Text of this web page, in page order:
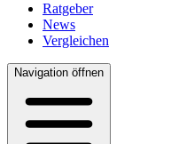
Ratgeber
News
Vergleichen
Navigation öffnen